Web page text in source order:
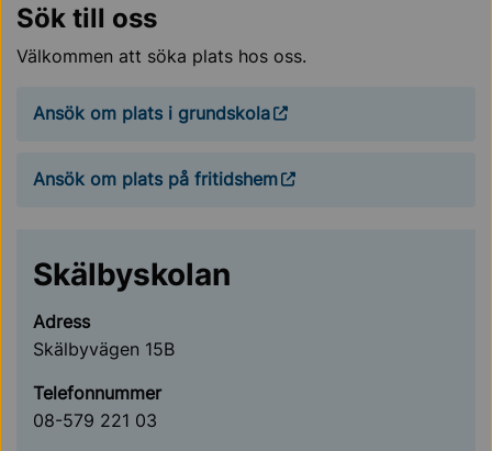
Sök till oss
Välkommen att söka plats hos oss.
Ansök om plats i grundskola
Ansök om plats på fritidshem
Skälbyskolan
Adress
Skälbyvägen 15B
Telefonnummer
08-579 221 03